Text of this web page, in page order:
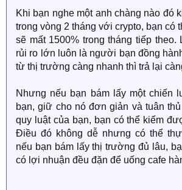
Khi bạn nghe một anh chàng nào đó
trong vòng 2 tháng với crypto, bạn có
sẽ mất 1500% trong tháng tiếp
rủi ro lớn luôn là người bạn đồng
từ thị trường càng nhanh thì trả lại
Nhưng nếu bạn bám lấy một chiến
bạn, giữ cho nó đơn giản và tuân
quy luật của bạn, bạn có thể kiếm
Điều đó không dễ nhưng có thể
nếu bạn bám lấy thị trường đủ lâu,
có lợi nhuận đều đặn để uống cafe